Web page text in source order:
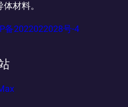
材料。
备2022022028号-4